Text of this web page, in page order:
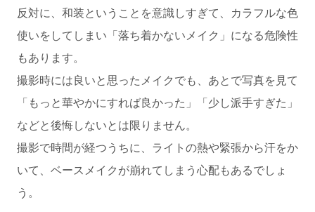
反対に、和装ということを意識しすぎて、カラフルな色
使いをしてしまい「落ち着かないメイク」になる危険性
もあります。
撮影時には良いと思ったメイクでも、あとで写真を見て
「もっと華やかにすれば良かった」「少し派手すぎた」
などと後悔しないとは限りません。
撮影で時間が経つうちに、ライトの熱や緊張から汗をか
いて、ベースメイクが崩れてしまう心配もあるでしょ
う。